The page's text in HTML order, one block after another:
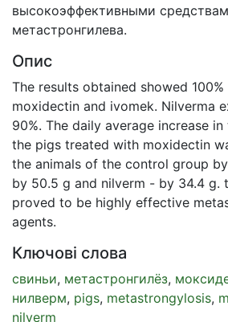
высокоэффективными
метастронгилева.
Опис
The results obtained showed
moxidectin and ivomek. Nilverma
90%. The daily average increase
the pigs treated with moxidectin
the animals of the control group
by 50.5 g and nilverm - by 34.4 g.
proved to be highly effective
agents.
Ключові слова
свиньи, метастронгилёз,
нилверм, pigs, metastrongylosis,
nilverm